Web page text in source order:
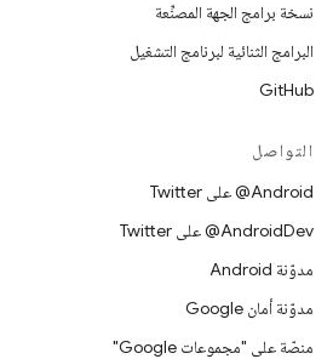
نسخة برامج الجهة المصنِّعة
البرامج الثنائية لبرنامج التشغيل
GitHub
التواصل
‎@Android على Twitter
‎@AndroidDev على Twitter
مدوّنة Android
مدوّنة أمان Google
منصّة على "مجموعات Google"